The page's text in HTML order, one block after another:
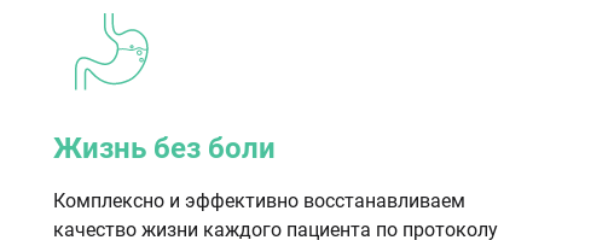
Жизнь без боли
Комплексно и эффективно восстанавливаем
качество жизни каждого пациента по протоколу